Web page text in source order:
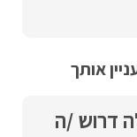
אותך
דרוש /ה